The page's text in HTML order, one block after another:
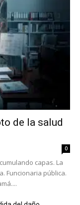
de la salud
0
capas. La
Funcionaria pública.